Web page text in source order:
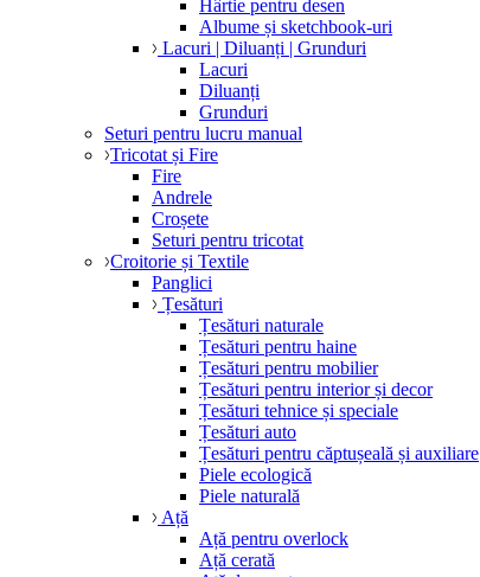
Hârtie pentru desen
Albume și sketchbook-uri
Lacuri | Diluanți | Grunduri
Lacuri
Diluanți
Grunduri
Seturi pentru lucru manual
Tricotat și Fire
Fire
Andrele
Croșete
Seturi pentru tricotat
Croitorie și Textile
Panglici
Țesături
Țesături naturale
Țesături pentru haine
Țesături pentru mobilier
Țesături pentru interior și decor
Țesături tehnice și speciale
Țesături auto
Țesături pentru căptușeală și auxiliare
Piele ecologică
Piele naturală
Ață
Ață pentru overlock
Ață cerată